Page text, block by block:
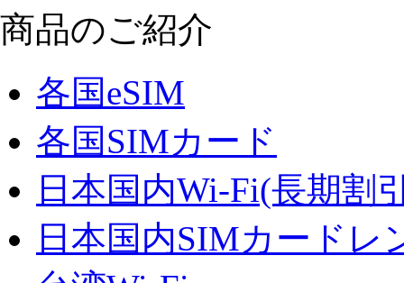
商品のご紹介
各国eSIM
各国SIMカード
日本国内Wi-Fi(長期割
日本国内SIMカードレ